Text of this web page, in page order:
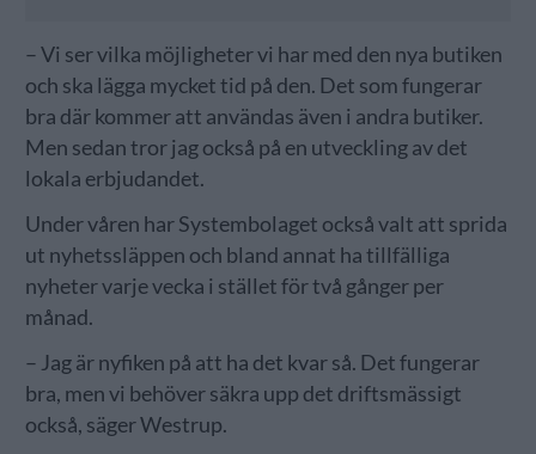
– Vi ser vilka möjligheter vi har med den nya butiken
och ska lägga mycket tid på den. Det som fungerar
bra där kommer att användas även i andra butiker.
Men sedan tror jag också på en utveckling av det
lokala erbjudandet.
Under våren har Systembolaget också valt att sprida
ut nyhetssläppen och bland annat ha tillfälliga
nyheter varje vecka i stället för två gånger per
månad.
– Jag är nyfiken på att ha det kvar så. Det fungerar
bra, men vi behöver säkra upp det driftsmässigt
också, säger Westrup.